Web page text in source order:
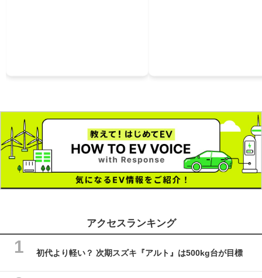
アクセスランキング
初代より軽い？ 次期スズキ『アルト』は500kg台が目標